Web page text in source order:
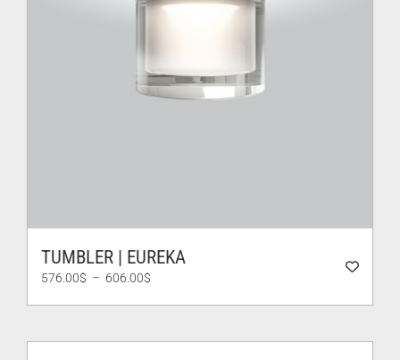
TUMBLER | EUREKA
576.00$ – 606.00$